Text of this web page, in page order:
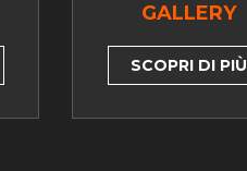
GALLERY
SCOPRI DI PIÙ